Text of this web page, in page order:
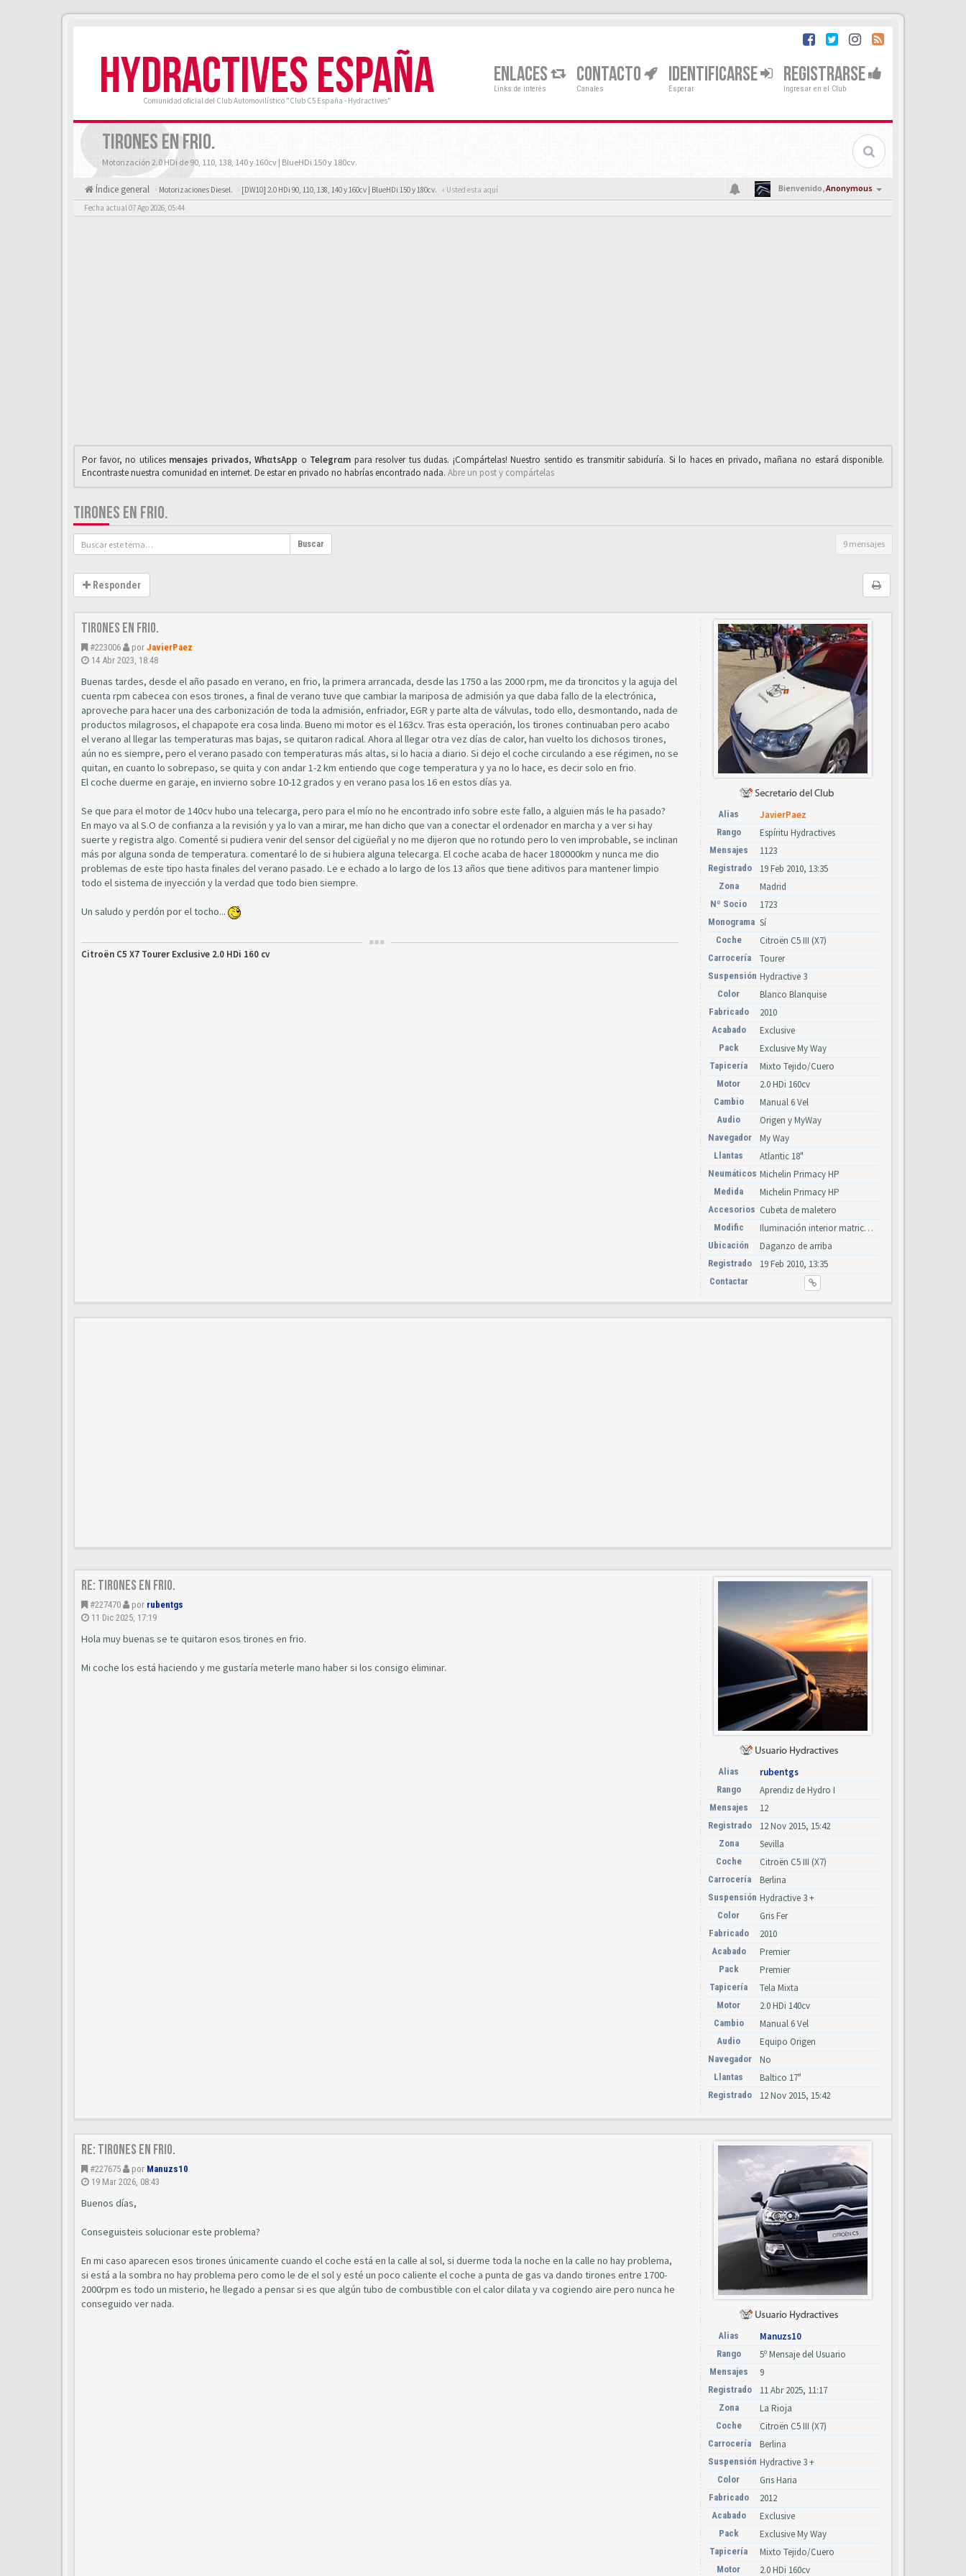
HYDRACTIVES ESPAÑA
Comunidad oficial del Club Automovilístico "Club C5 España - Hydractives"
ENLACES
Links de interés
CONTACTO
Canales
IDENTIFICARSE
Esperar
REGISTRARSE
Ingresar en el Club
TIRONES EN FRIO.
Motorización 2.0 HDi de 90, 110, 138, 140 y 160cv | BlueHDi 150 y 180cv.
Índice general Motorizaciones Diesel. [DW10] 2.0 HDi 90, 110, 138, 140 y 160cv | BlueHDi 150 y 180cv. « Usted esta aquí Bienvenido,Anonymous
Fecha actual 07 Ago 2026, 05:44
Por favor, no utilices mensajes privados,WhαtsApp o Telegrαm para resolver tus dudas. ¡Compártelas! Nuestro sentido es transmitir sabiduría. Si lo haces en privado, mañana no estará disponible.
Encontraste nuestra comunidad en internet. De estar en privado no habrías encontrado nada. Abre un post y compártelas
TIRONES EN FRIO.
Buscar 9 mensajes
Responder
Tirones en frio.
#223006 por JavierPaez
14 Abr 2023, 18:48
Buenas tardes, desde el año pasado en verano, en frio, la primera arrancada, desde las 1750 a las 2000 rpm, me da tironcitos y la aguja del
cuenta rpm cabecea con esos tirones, a final de verano tuve que cambiar la mariposa de admisión ya que daba fallo de la electrónica,
aproveche para hacer una des carbonización de toda la admisión, enfriador, EGR y parte alta de válvulas, todo ello, desmontando, nada de
productos milagrosos, el chapapote era cosa linda. Bueno mi motor es el 163cv. Tras esta operación, los tirones continuaban pero acabo
el verano al llegar las temperaturas mas bajas, se quitaron radical. Ahora al llegar otra vez días de calor, han vuelto los dichosos tirones,
aún no es siempre, pero el verano pasado con temperaturas más altas, si lo hacia a diario. Si dejo el coche circulando a ese régimen, no se
quitan, en cuanto lo sobrepaso, se quita y con andar 1-2 km entiendo que coge temperatura y ya no lo hace, es decir solo en frio.
El coche duerme en garaje, en invierno sobre 10-12 grados y en verano pasa los 16 en estos días ya.
Se que para el motor de 140cv hubo una telecarga, pero para el mío no he encontrado info sobre este fallo, a alguien más le ha pasado?
En mayo va al S.O de confianza a la revisión y ya lo van a mirar, me han dicho que van a conectar el ordenador en marcha y a ver si hay
suerte y registra algo. Comenté si pudiera venir del sensor del cigüeñal y no me dijeron que no rotundo pero lo ven improbable, se inclinan
más por alguna sonda de temperatura. comentaré lo de si hubiera alguna telecarga. El coche acaba de hacer 180000km y nunca me dio
problemas de este tipo hasta finales del verano pasado. Le e echado a lo largo de los 13 años que tiene aditivos para mantener limpio
todo el sistema de inyección y la verdad que todo bien siempre.
Un saludo y perdón por el tocho...
Citroën C5 X7 Tourer Exclusive 2.0 HDi 160 cv
Alias JavierPaez
Rango Espíritu Hydractives
Mensajes 1123
Registrado 19 Feb 2010, 13:35
Zona Madrid
Nº Socio 1723
Monograma Sí
Coche Citroën C5 III (X7)
Carrocería Tourer
Suspensión Hydractive 3
Color Blanco Blanquise
Fabricado 2010
Acabado Exclusive
Pack Exclusive My Way
Tapicería Mixto Tejido/Cuero
Motor 2.0 HDi 160cv
Cambio Manual 6 Vel
Audio Origen y MyWay
Navegador My Way
Llantas Atlantic 18"
Neumáticos Michelin Primacy HP
Medida Michelin Primacy HP
Accesorios Cubeta de maletero
Modific Iluminación interior matricula y diurna de led, Chevrones nuevos
Ubicación Daganzo de arriba
Registrado 19 Feb 2010, 13:35
Contactar
Re: Tirones en frio.
#227470 por rubentgs
11 Dic 2025, 17:19
Hola muy buenas se te quitaron esos tirones en frio.
Mi coche los está haciendo y me gustaría meterle mano haber si los consigo eliminar.
Alias rubentgs
Rango Aprendiz de Hydro I
Mensajes 12
Registrado 12 Nov 2015, 15:42
Zona Sevilla
Coche Citroën C5 III (X7)
Carrocería Berlina
Suspensión Hydractive 3 +
Color Gris Fer
Fabricado 2010
Acabado Premier
Pack Premier
Tapicería Tela Mixta
Motor 2.0 HDi 140cv
Cambio Manual 6 Vel
Audio Equipo Origen
Navegador No
Llantas Baltico 17"
Registrado 12 Nov 2015, 15:42
Re: Tirones en frio.
#227675 por Manuzs10
19 Mar 2026, 08:43
Buenos días,
Conseguisteis solucionar este problema?
En mi caso aparecen esos tirones únicamente cuando el coche está en la calle al sol, si duerme toda la noche en la calle no hay problema,
si está a la sombra no hay problema pero como le de el sol y esté un poco caliente el coche a punta de gas va dando tirones entre 1700-
2000rpm es todo un misterio, he llegado a pensar si es que algún tubo de combustible con el calor dilata y va cogiendo aire pero nunca he
conseguido ver nada.
Alias Manuzs10
Rango 5º Mensaje del Usuario
Mensajes 9
Registrado 11 Abr 2025, 11:17
Zona La Rioja
Coche Citroën C5 III (X7)
Carrocería Berlina
Suspensión Hydractive 3 +
Color Gris Haria
Fabricado 2012
Acabado Exclusive
Pack Exclusive My Way
Tapicería Mixto Tejido/Cuero
Motor 2.0 HDi 160cv